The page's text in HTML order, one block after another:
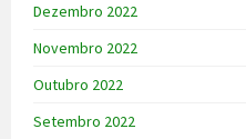
Dezembro 2022
Novembro 2022
Outubro 2022
Setembro 2022